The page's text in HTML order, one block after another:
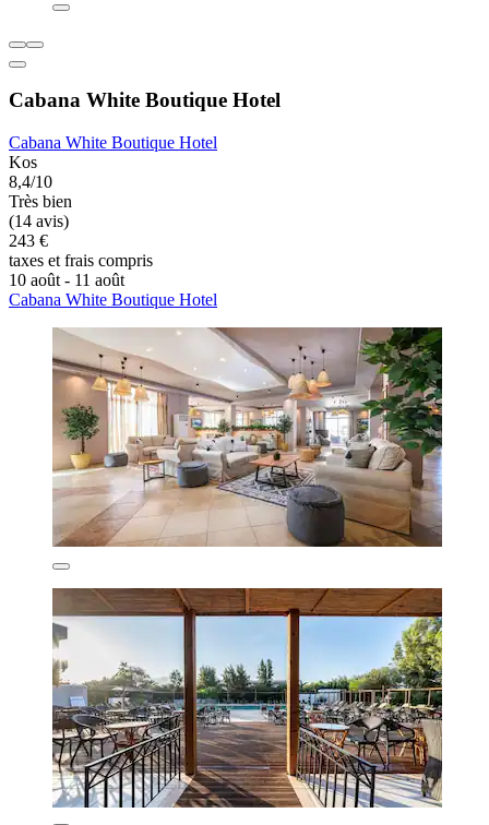
Cabana White Boutique Hotel
Cabana White Boutique Hotel
Kos
8,4/10
Très bien
(14 avis)
243 €
taxes et frais compris
10 août - 11 août
Cabana White Boutique Hotel